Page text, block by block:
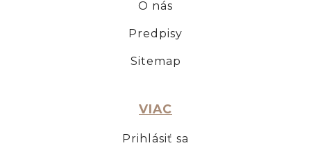
O nás
Predpisy
Sitemap
VIAC
Prihlásiť sa